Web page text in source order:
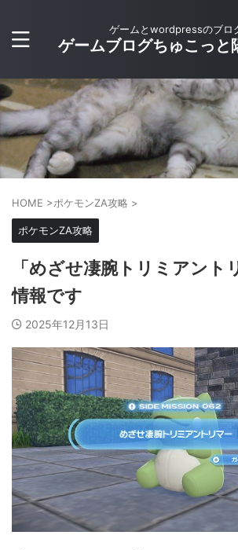
ゲームとwordpressのブロ
ゲームブログちゅこっと
HOME >ポケモンZA攻略 >
ポケモンZA攻略
「めざせ凄腕トリミアント
情報です
2025年12月13日